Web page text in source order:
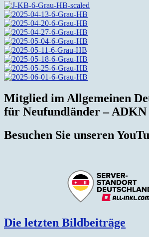
Mitglied im Allgemeinen
für Neufundländer – ADKN
Besuchen Sie unseren
Die letzten Bildbeiträge